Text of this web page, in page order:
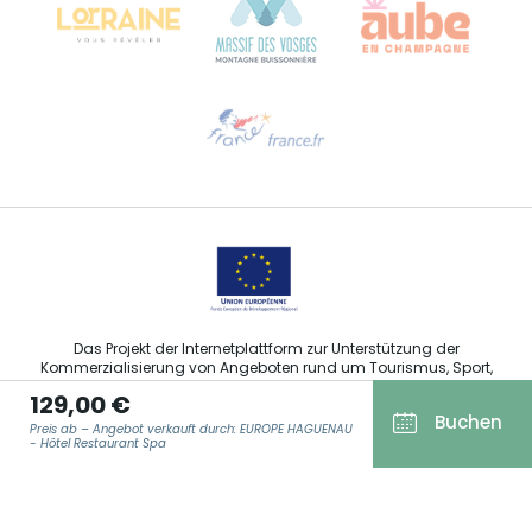
129,00 €
Preis ab – Angebot verkauft durch: EUROPE HAGUENAU
- Hôtel Restaurant Spa
Buchen
Sprechen Sie uns per E-Mail an
Das Projekt der Internetplattform zur Unterstützung der
Kommerzialisierung von Angeboten rund um Tourismus, Sport,
Kultur und Weintourismus in der Region Grand Est wurde im
Rahmen der Maßnahmen der Europäischen Union zur
Abfederung der COVID-19-Pandemie vom Europäischen Fonds
für regionale Entwicklung (EFRE) finanziert.